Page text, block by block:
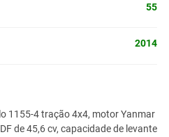
55
2014
1155-4 tração 4x4, motor Yanmar
de 45,6 cv, capacidade de levante